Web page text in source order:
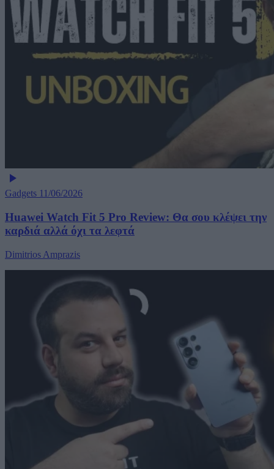
Gadgets 11/06/2026
Huawei Watch Fit 5 Pro Review: Θα σου κλέψει την
καρδιά αλλά όχι τα λεφτά
Dimitrios Amprazis